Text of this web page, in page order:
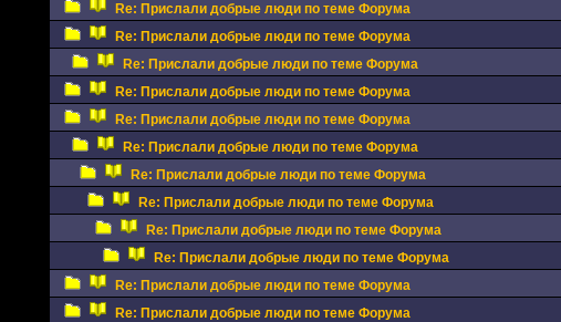
Re: Прислали добрые люди по теме Форума
Re: Прислали добрые люди по теме Форума
Re: Прислали добрые люди по теме Форума
Re: Прислали добрые люди по теме Форума
Re: Прислали добрые люди по теме Форума
Re: Прислали добрые люди по теме Форума
Re: Прислали добрые люди по теме Форума
Re: Прислали добрые люди по теме Форума
Re: Прислали добрые люди по теме Форума
Re: Прислали добрые люди по теме Форума
Re: Прислали добрые люди по теме Форума
Re: Прислали добрые люди по теме Форума